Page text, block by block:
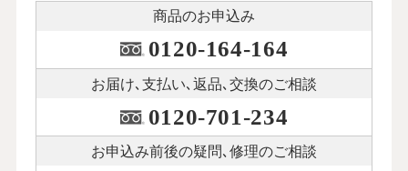
商品のお申込み
0120-164-164
お届け､支払い､ 返品､交換のご相談
0120-701-234
お申込み前後の疑問､修理のご相談